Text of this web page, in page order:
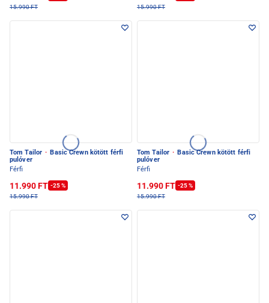
15.990 FT
15.990 FT
Tom Tailor · Basic Crewn kötött férfi
pulóver
Férfi
11.990 FT -25 %
15.990 FT
Tom Tailor · Basic Crewn kötött férfi
pulóver
Férfi
11.990 FT -25 %
15.990 FT